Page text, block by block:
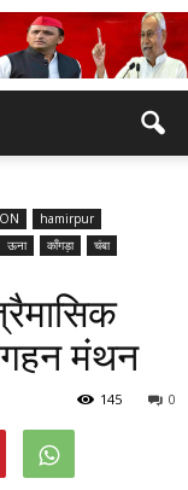
hamirpur
ऊना काँगड़ा
चंबा
मंथन
0
145